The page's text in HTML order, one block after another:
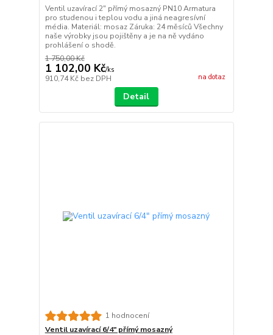
Ventil uzavírací 2" přímý mosazný PN10 Armatura
pro studenou i teplou vodu a jiná neagresívní
média. Materiál: mosaz Záruka: 24 měsíců Všechny
naše výrobky jsou pojištěny a je na ně vydáno
prohlášení o shodě.
1 750,00 Kč
1 102,00 Kč/ks
910,74 Kč bez DPH na dotaz
Detail
1 hodnocení
Ventil uzavírací 6/4" přímý mosazný